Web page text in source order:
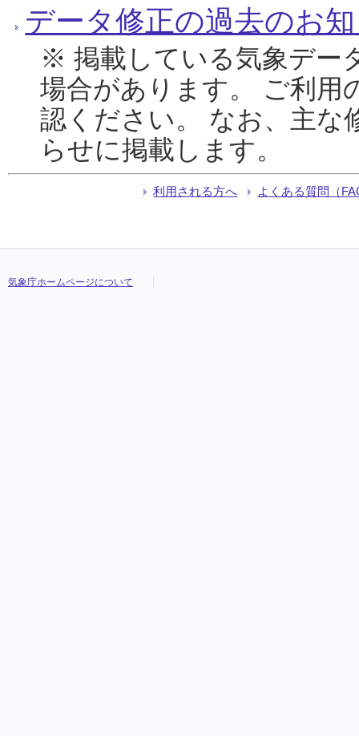
データ修正の過去のお
※ 掲載している気象デー
場合があります。 ご利用
認ください。 なお、主な
らせに掲載します。
利用される方へ よくある質問（
気象庁ホームページについて